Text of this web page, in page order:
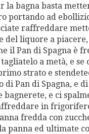
la bagna basta
portando ad
raffreddare
del liquore a
il Pan di Spagna è
a metà, e se
strato e
Pan di Spagna, e
e ci
in
fredda con
panna ed ultimate